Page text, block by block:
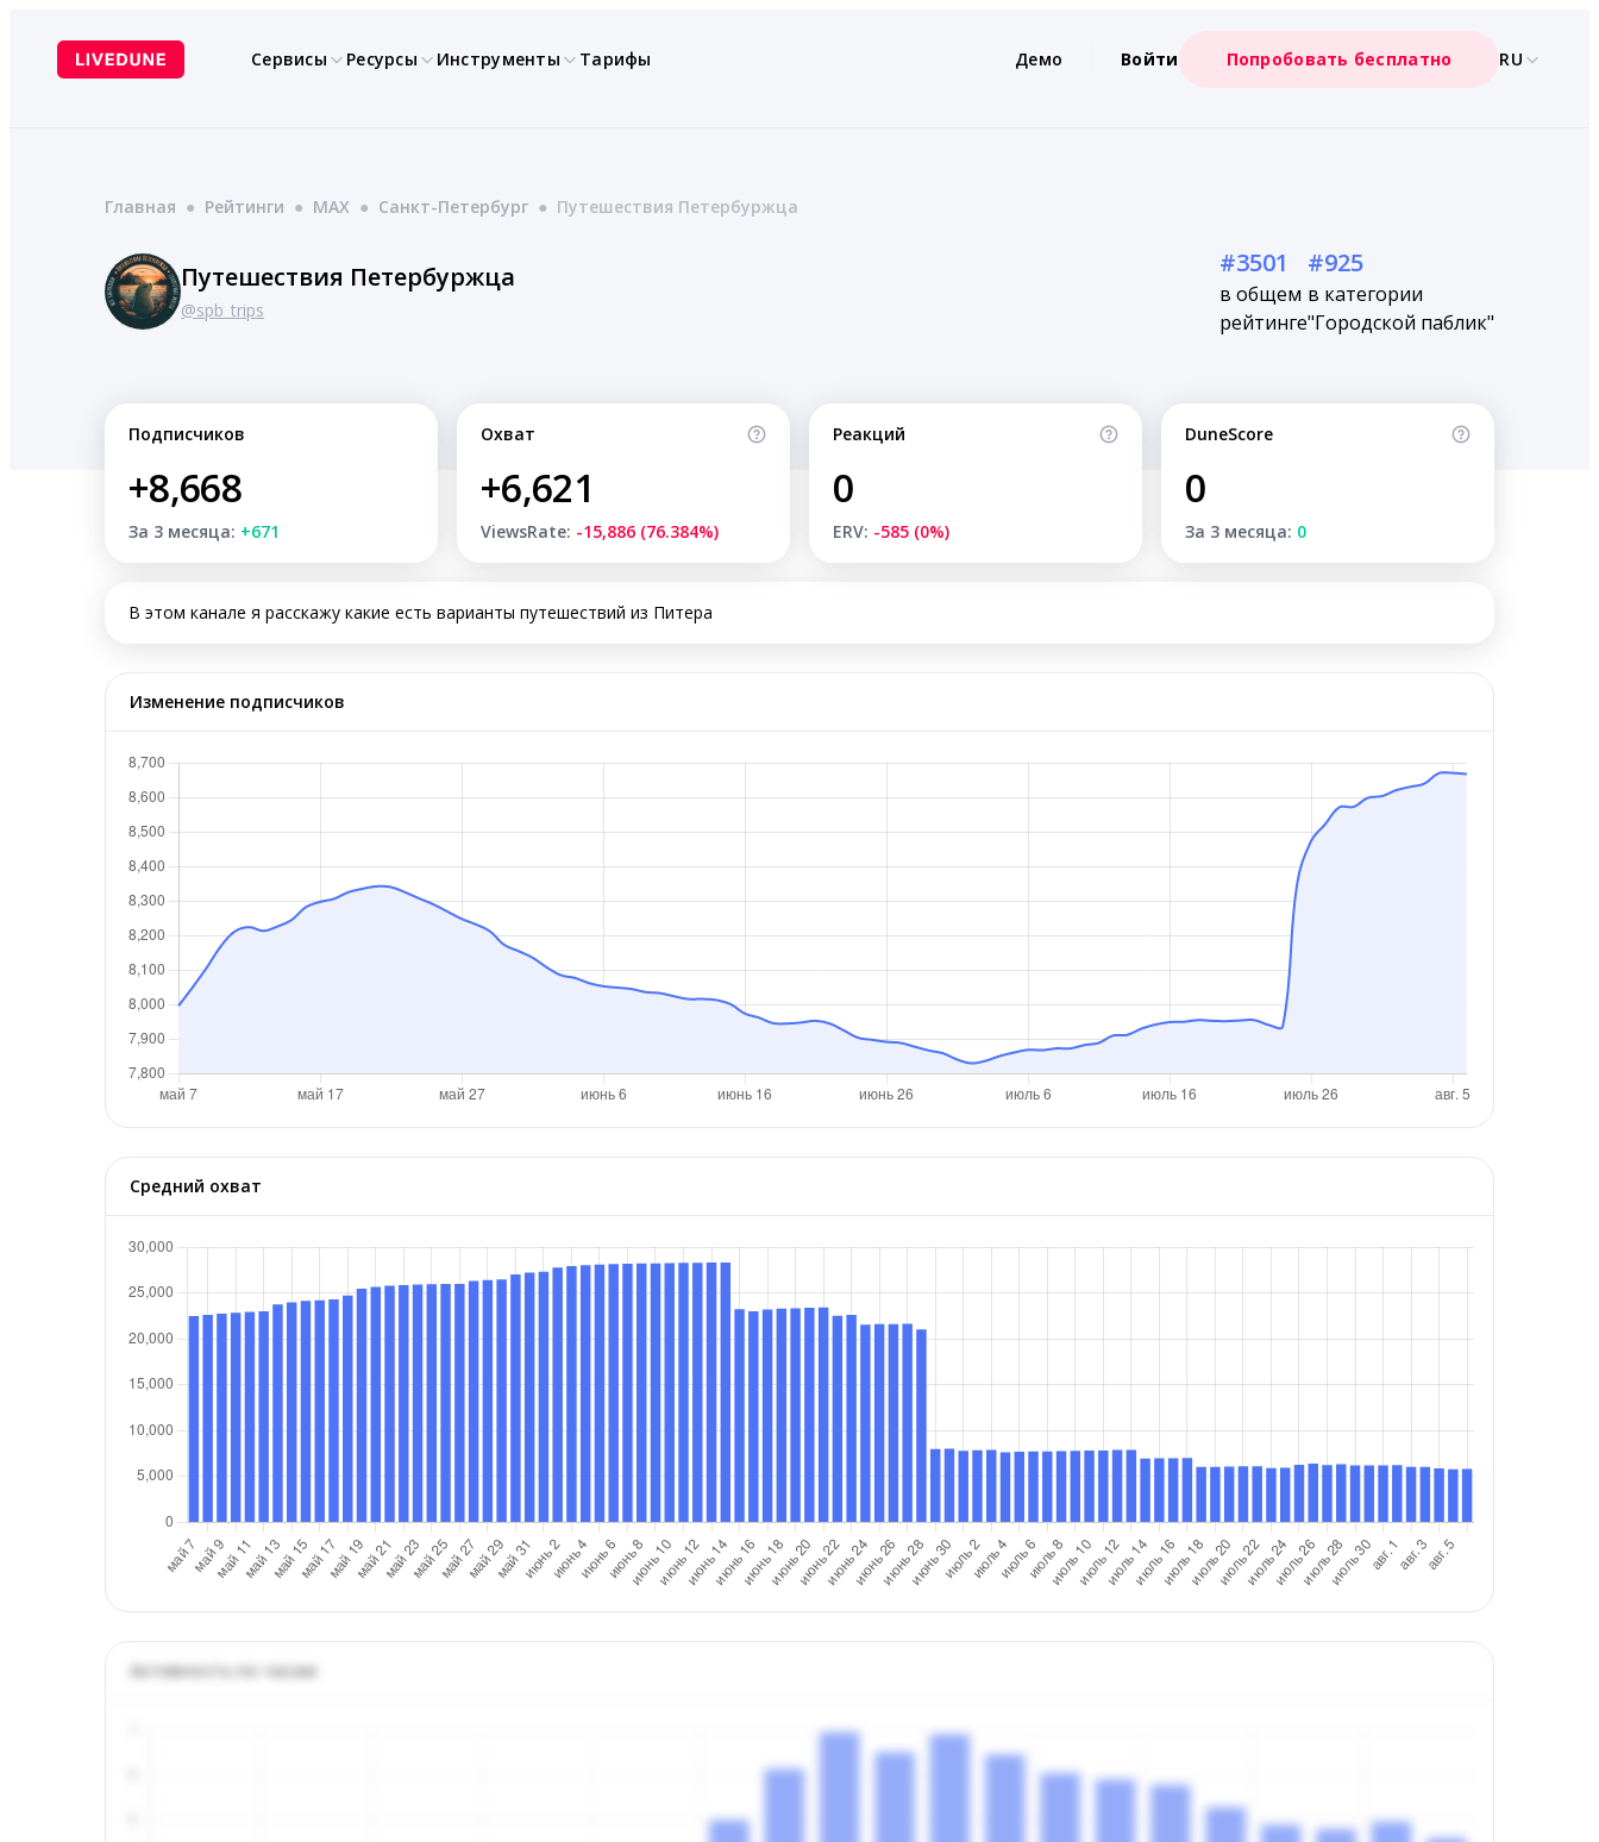
содержимому
Сервисы Ресурсы Инструменты Тарифы Демо Войти Попробовать бесплатно RU
Главная ● Рейтинги ● MAX ● Санкт-Петербург ● Путешествия Петербуржца
Путешествия Петербуржца
@spb_trips
#3501
в общем
рейтинге
#925
в категории
"Городской паблик"
Подписчиков
+8,668
За 3 месяца: +671
Охват
+6,621
ViewsRate: -15,886 (76.384%)
Реакций
0
ERV: -585 (0%)
DuneScore
0
За 3 месяца: 0
В этом канале я расскажу какие есть варианты путешествий из Питера
Изменение подписчиков
Средний охват
Активность по часам